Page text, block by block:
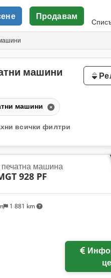
Продавам
машини
машини
всички филтри
1 881 km
машина
928 PF